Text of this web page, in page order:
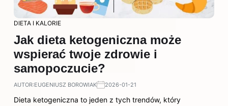
DIETA I KALORIE
Jak dieta ketogeniczna może
wspierać twoje zdrowie i
samopoczucie?
AUTOR:EUGENIUSZ BOROWIAK 2026-01-21
Dieta ketogeniczna to jeden z tych trendów, który